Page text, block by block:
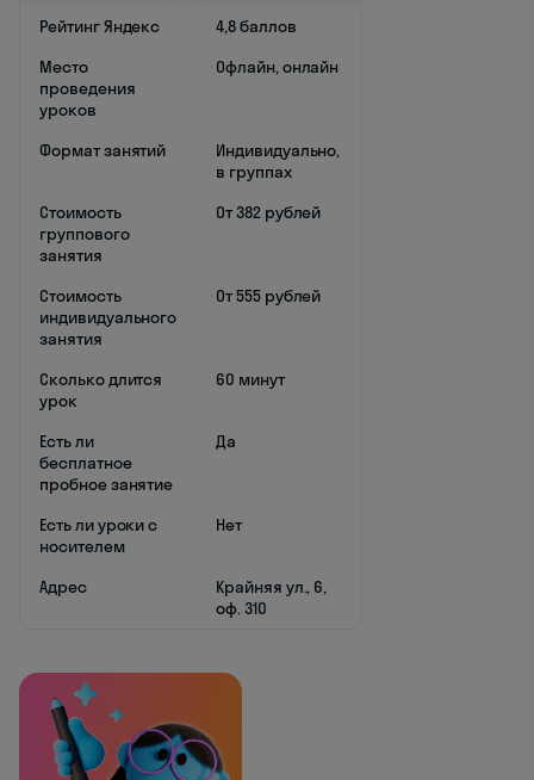
Рейтинг Яндекс
4,8 баллов
Место
проведения
уроков
Офлайн, онлайн
Формат занятий
Индивидуально,
в группах
Стоимость
группового
занятия
От 382 рублей
Стоимость
индивидуального
занятия
От 555 рублей
Сколько длится
урок
60 минут
Есть ли
бесплатное
пробное занятие
Да
Есть ли уроки с
носителем
Нет
Адрес
Крайняя ул., 6,
оф. 310